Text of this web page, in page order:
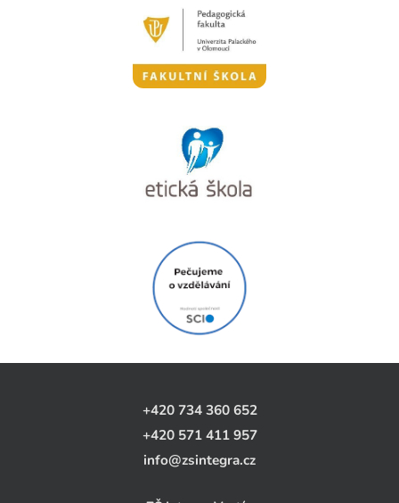
+420 734 360 652
+420 571 411 957
info@zsintegra.cz